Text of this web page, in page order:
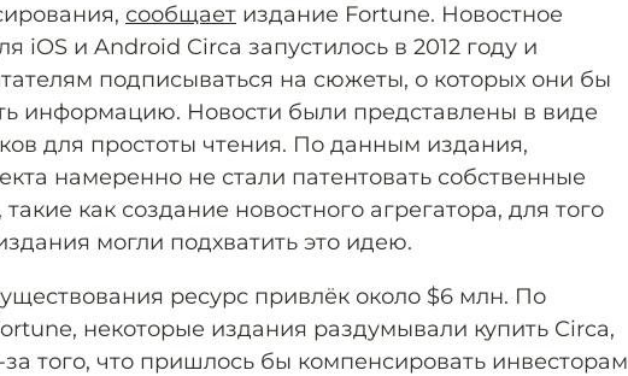
сообщает издание Fortune. Новостное
iOS и Android Circa запустилось в 2012 году и
подписываться на сюжеты, о которых они бы
информацию. Новости были представлены в виде
для простоты чтения. По данным издания,
намеренно не стали патентовать собственные
как создание новостного агрегатора, для того
могли подхватить это идею.
ресурс привлёк около $6 млн. По
некоторые издания раздумывали купить Circa,
за того, что пришлось бы компенсировать инвесторам